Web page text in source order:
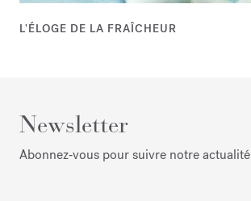
L'ÉLOGE DE LA FRAÎCHEUR
Newsletter
Abonnez‑vous pour suivre notre actualité